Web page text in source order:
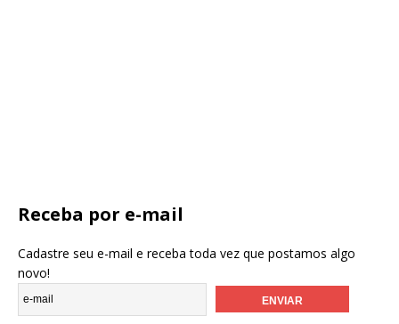
Receba por e-mail
Cadastre seu e-mail e receba toda vez que postamos algo
novo!